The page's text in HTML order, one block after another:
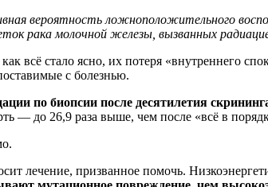
вероятность ложноположительного
рака молочной железы, вызванных
всё стало ясно, их потеря «внутреннего
с болезнью.
по биопсии после десятилетия
— до 26,9 раза выше, чем после «всё в
лечение, призванное помочь.